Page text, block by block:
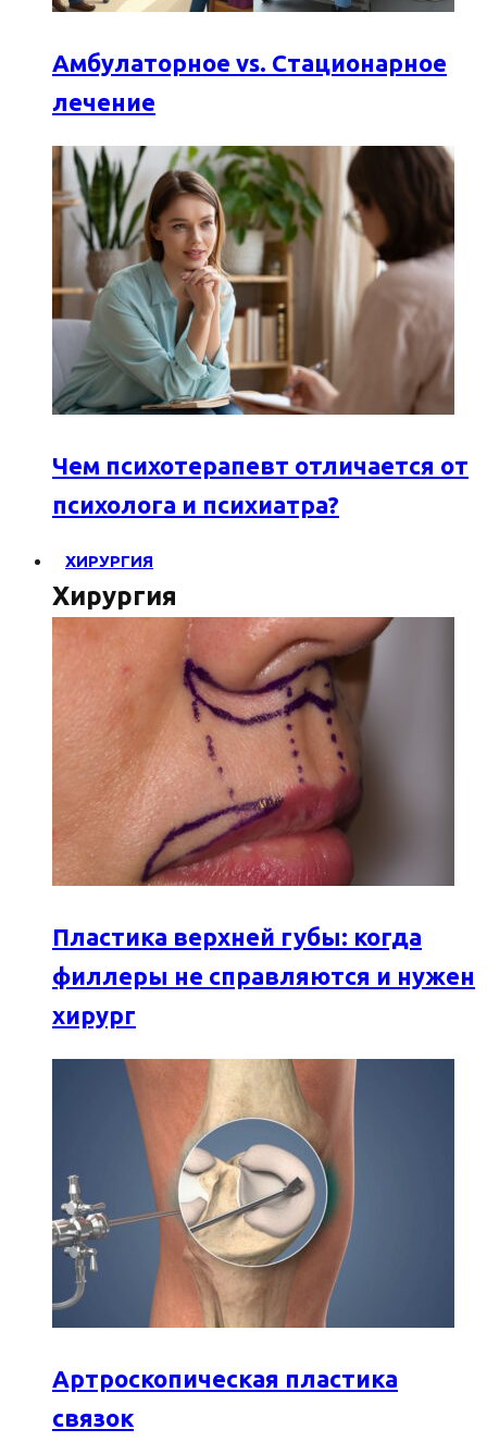
Амбулаторное vs. Стационарное
лечение
Чем психотерапевт отличается от
психолога и психиатра?
ХИРУРГИЯ
Хирургия
Пластика верхней губы: когда
филлеры не справляются и нужен
хирург
Артроскопическая пластика
связок